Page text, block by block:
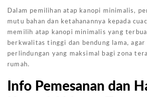
Dalam pemilihan atap kanopi minimalis,
mutu bahan dan ketahanannya kepada
memilih atap kanopi minimalis yang
berkwalitas tinggi dan bendung lama,
perlindungan yang maksimal bagi zona
rumah.
Info Pemesanan dan